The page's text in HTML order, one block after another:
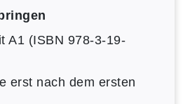
A1 (ISBN 978-3-19-
erst nach dem ersten